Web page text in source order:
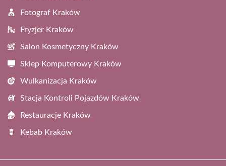
Fotograf Kraków
Fryzjer Kraków
Salon Kosmetyczny Kraków
Sklep Komputerowy Kraków
Wulkanizacja Kraków
Stacja Kontroli Pojazdów Kraków
Restauracje Kraków
Kebab Kraków